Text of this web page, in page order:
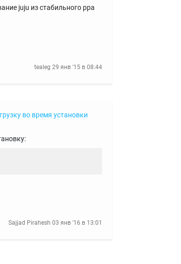
juju из стабильного ppa
tealeg 29 янв '15 в 08:44
во время установки
Sajjad Pirahesh 03 янв '16 в 13:01